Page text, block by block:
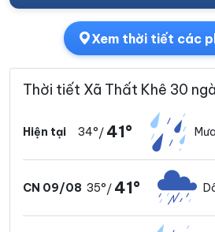
Xem thời tiết các
Thời tiết Xã Thất Khê 30
Hiện tại 34°/ 41°
CN 09/08 35°/ 41°